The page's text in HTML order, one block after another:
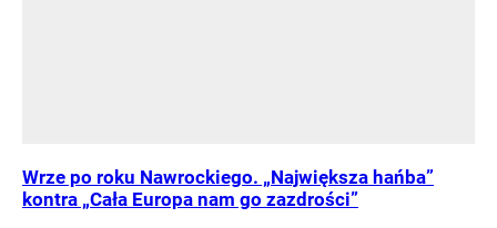
Wrze po roku Nawrockiego. „Największa hańba”
kontra „Cała Europa nam go zazdrości”